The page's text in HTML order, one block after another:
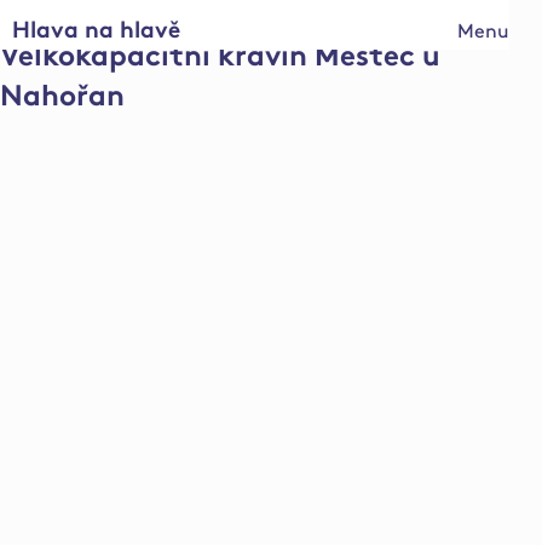
Menu
Hlava na hlavě
Velkokapacitní kravín Městec u
Nahořan